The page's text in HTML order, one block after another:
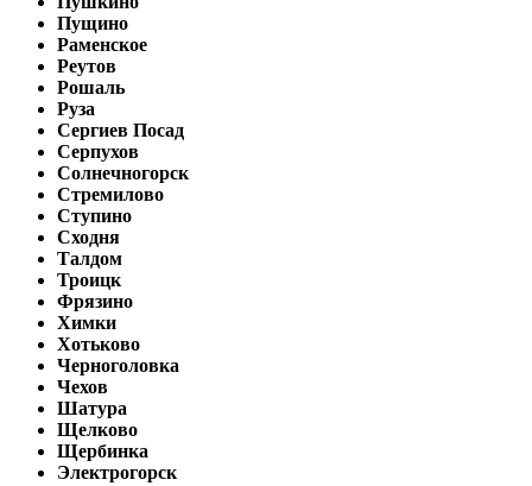
Пущино
Раменское
Реутов
Рошаль
Руза
Сергиев Посад
Серпухов
Солнечногорск
Стремилово
Ступино
Сходня
Талдом
Троицк
Фрязино
Химки
Хотьково
Черноголовка
Чехов
Шатура
Щелково
Щербинка
Электрогорск